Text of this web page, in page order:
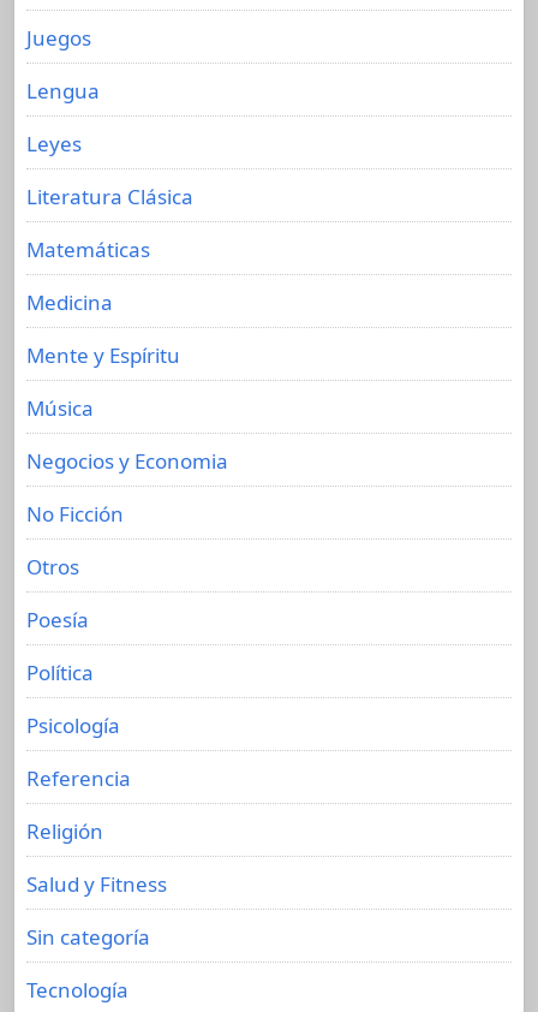
Juegos
Lengua
Leyes
Literatura Clásica
Matemáticas
Medicina
Mente y Espíritu
Música
Negocios y Economia
No Ficción
Otros
Poesía
Política
Psicología
Referencia
Religión
Salud y Fitness
Sin categoría
Tecnología